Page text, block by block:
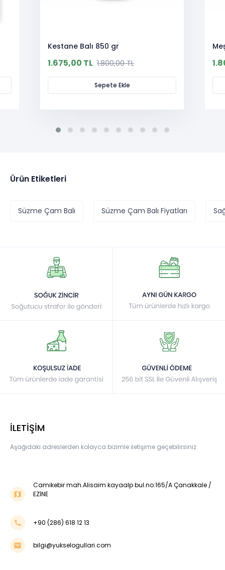
Kestane Balı 850 gr
1.675,00 TL 1.800,00 TL
Sepete Ekle
Ürün Etiketleri
Süzme Çam Balı Süzme Çam Balı Fiyatları
İLETİŞİM
Aşağıdaki adreslerden kolayca bizimle iletişime geçebilirsiniz
Camikebir mah.Alisaim kayaalp bul.no:165/A Çanakkale /
EZİNE
+90 (286) 618 12 13
bilgi@yukselogullari.com